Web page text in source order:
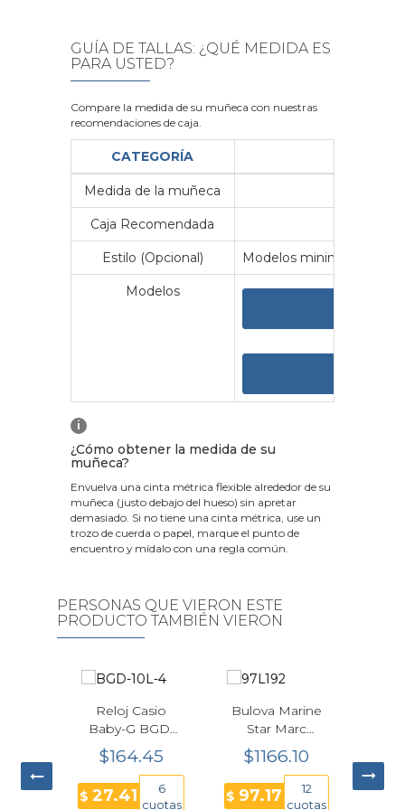
GUÍA DE TALLAS: ¿QUÉ MEDIDA ES
PARA USTED?
Compare la medida de su muñeca con nuestras
recomendaciones de caja.
CATEGORÍA
Medida de la muñeca
Caja Recomendada
Estilo (Opcional) Modelos minimalistas y
Modelos
i
¿Cómo obtener la medida de su
muñeca?
Envuelva una cinta métrica flexible alrededor de su
muñeca (justo debajo del hueso) sin apretar
demasiado. Si no tiene una cinta métrica, use un
trozo de cuerda o papel, marque el punto de
encuentro y mídalo con una regla común.
PERSONAS QUE VIERON ESTE
PRODUCTO TAMBIÉN VIERON
Reloj Casio
Baby-G BGD-
10L-4
Personalizable
Rosa
$164.45
$ 27.41
6
cuotas
Bulova Marine
Star Marc
Anthony Mujer
97L192 Dorado
25.5 mm
$1166.10
$ 97.17
12
cuotas